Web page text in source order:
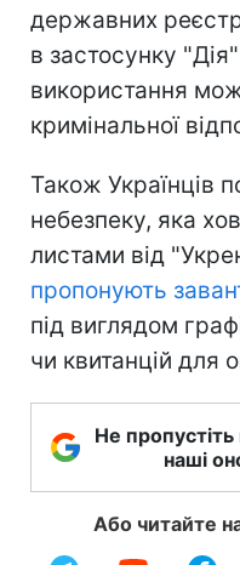
державних
в застосунку "Дія"
використання
кримінальної
Також Українців
небезпеку, яка
листами від
пропонують
під виглядом
чи квитанцій для
Не
наші
Або читайте